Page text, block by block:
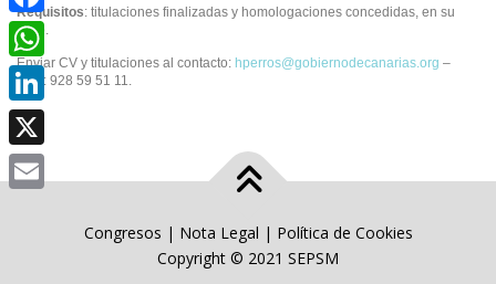
Requisitos: titulaciones finalizadas y homologaciones concedidas, en su
caso.
Enviar CV y titulaciones al contacto: hperros@gobiernodecanarias.org –
Tfno: 928 59 51 11.
Congresos | Nota Legal | Política de Cookies
Copyright © 2021 SEPSM
Facebook
WhatsApp
LinkedIn
X